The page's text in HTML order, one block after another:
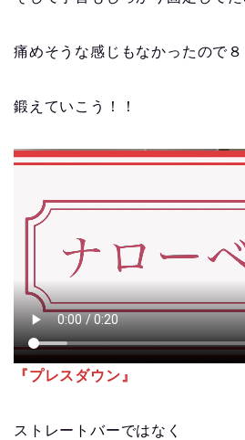
痛めそうな感じもなかったので
鍛えていこう！！
『プレスダウン』
ストレートバーではなく